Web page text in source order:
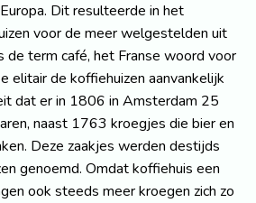
Dit resulteerde in het
voor de meer welgestelden uit
de term café, het Franse woord voor
elitair de koffiehuizen aanvankelijk
dat er in 1806 in Amsterdam 25
naast 1763 kroegjes die bier en
Deze zaakjes werden destijds
genoemd. Omdat koffiehuis een
ook steeds meer kroegen zich zo